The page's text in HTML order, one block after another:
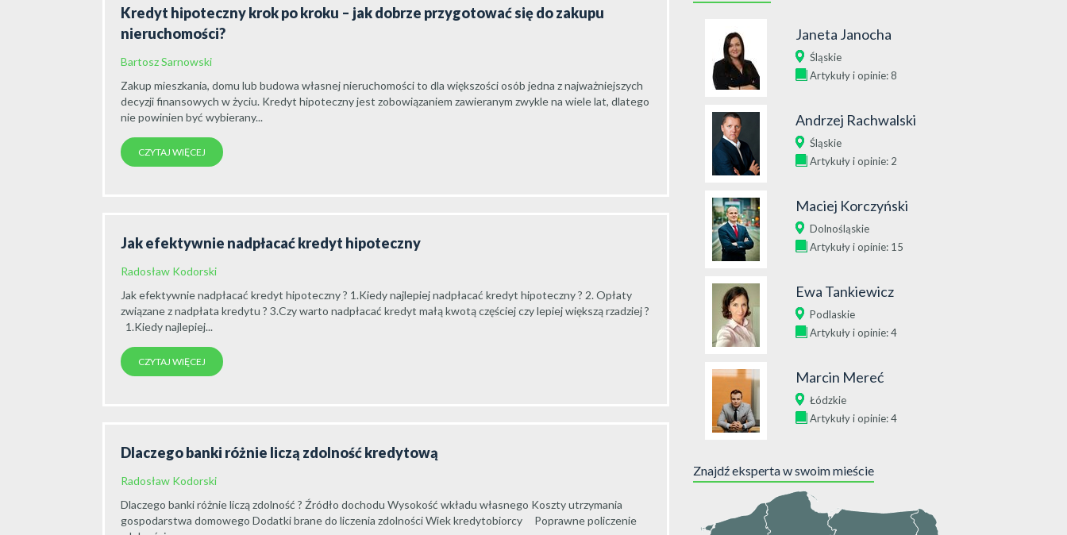
Kredyt hipoteczny krok po kroku – jak dobrze przygotować się do zakupu
nieruchomości?
Bartosz Sarnowski
Zakup mieszkania, domu lub budowa własnej nieruchomości to dla większości osób jedna z najważniejszych
decyzji finansowych w życiu. Kredyt hipoteczny jest zobowiązaniem zawieranym zwykle na wiele lat, dlatego
nie powinien być wybierany...
CZYTAJ WIĘCEJ
Jak efektywnie nadpłacać kredyt hipoteczny
Radosław Kodorski
Jak efektywnie nadpłacać kredyt hipoteczny ? 1.Kiedy najlepiej nadpłacać kredyt hipoteczny ? 2. Opłaty
związane z nadpłata kredytu ? 3.Czy warto nadpłacać kredyt małą kwotą częściej czy lepiej większą rzadziej ?
1.Kiedy najlepiej...
CZYTAJ WIĘCEJ
Dlaczego banki różnie liczą zdolność kredytową
Radosław Kodorski
Dlaczego banki różnie liczą zdolność ? Źródło dochodu Wysokość wkładu własnego Koszty utrzymania
gospodarstwa domowego Dodatki brane do liczenia zdolności Wiek kredytobiorcy Poprawne policzenie
Janeta Janocha
Śląskie
Artykuły i opinie: 8
Andrzej Rachwalski
Śląskie
Artykuły i opinie: 2
Maciej Korczyński
Dolnośląskie
Artykuły i opinie: 15
Ewa Tankiewicz
Podlaskie
Artykuły i opinie: 4
Marcin Mereć
Łódzkie
Artykuły i opinie: 4
Znajdź eksperta w swoim mieście